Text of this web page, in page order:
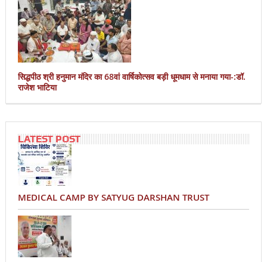
सिद्धपीठ श्री हनुमान मंदिर का 68वां वार्षिकोत्सव बड़ी धूमधाम से मनाया गया-:डॉ.
राजेश भाटिया
LATEST POST
MEDICAL CAMP BY SATYUG DARSHAN TRUST